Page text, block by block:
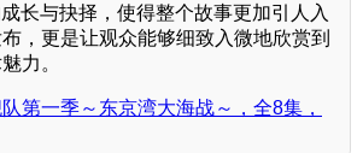
长与抉择，使得整个故事更加引人入
，更是让观众能够细致入微地欣赏到
力。
第一季～东京湾大海战～，全8集，